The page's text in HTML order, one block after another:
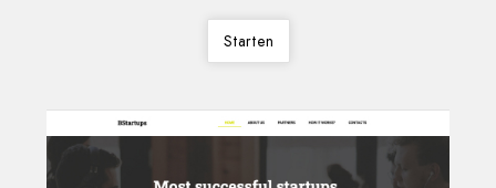
Starten